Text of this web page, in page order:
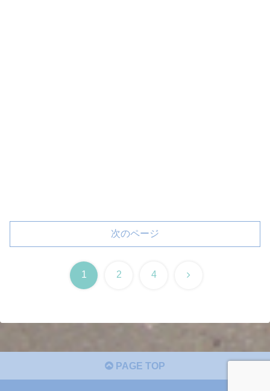
次のページ
1 2 4 次
PAGE TOP